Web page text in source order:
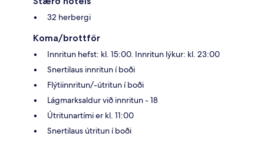
32 herbergi
Koma/brottför
Innritun hefst: kl. 15:00. Innritun lýkur: kl. 23:00
Snertilaus innritun í boði
Flýtiinnritun/-útritun í boði
Lágmarksaldur við innritun - 18
Útritunartími er kl. 11:00
Snertilaus útritun í boði